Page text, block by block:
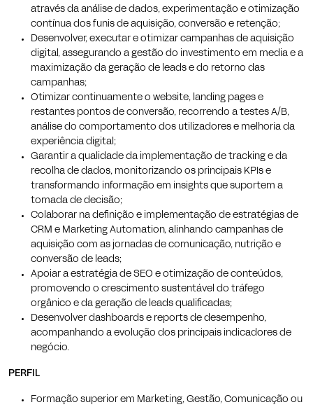
através da análise de dados, experimentação e otimização
contínua dos funis de aquisição, conversão e retenção;
Desenvolver, executar e otimizar campanhas de aquisição
digital, assegurando a gestão do investimento em media e a
maximização da geração de leads e do retorno das
campanhas;
Otimizar continuamente o website, landing pages e
restantes pontos de conversão, recorrendo a testes A/B,
análise do comportamento dos utilizadores e melhoria da
experiência digital;
Garantir a qualidade da implementação de tracking e da
recolha de dados, monitorizando os principais KPIs e
transformando informação em insights que suportem a
tomada de decisão;
Colaborar na definição e implementação de estratégias de
CRM e Marketing Automation, alinhando campanhas de
aquisição com as jornadas de comunicação, nutrição e
conversão de leads;
Apoiar a estratégia de SEO e otimização de conteúdos,
promovendo o crescimento sustentável do tráfego
orgânico e da geração de leads qualificadas;
Desenvolver dashboards e reports de desempenho,
acompanhando a evolução dos principais indicadores de
negócio.
PERFIL
Formação superior em Marketing, Gestão, Comunicação ou